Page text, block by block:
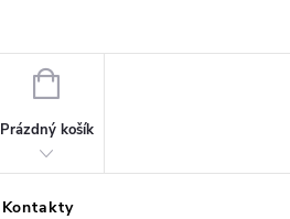
NÁKUPNÍ
Prázdný košík
Kontakty